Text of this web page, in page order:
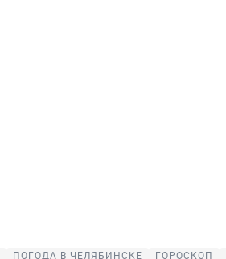
ПОГОДА В ЧЕЛЯБИНСКЕ ГОРОСКОП